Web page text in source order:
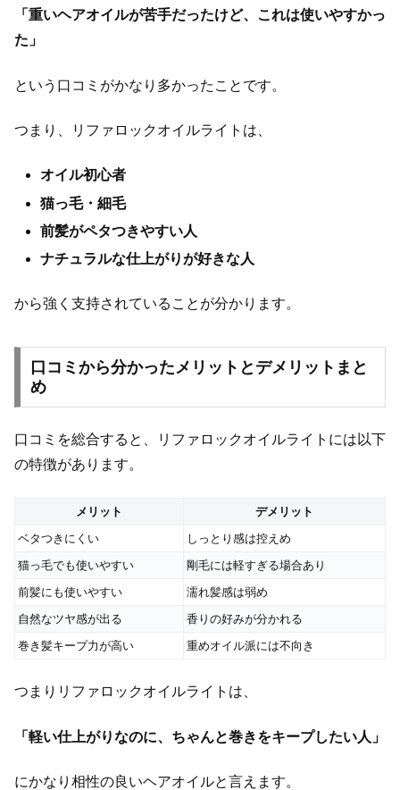
「重いヘアオイルが苦手だったけど、これは使いやすかっ
た」
という口コミがかなり多かったことです。
つまり、リファロックオイルライトは、
オイル初心者
猫っ毛・細毛
前髪がペタつきやすい人
ナチュラルな仕上がりが好きな人
から強く支持されていることが分かります。
口コミから分かったメリットとデメリットまと
め
口コミを総合すると、リファロックオイルライトには以下
の特徴があります。
メリット
デメリット
ベタつきにくい
しっとり感は控えめ
猫っ毛でも使いやすい
剛毛には軽すぎる場合あり
前髪にも使いやすい
濡れ髪感は弱め
自然なツヤ感が出る
香りの好みが分かれる
巻き髪キープ力が高い
重めオイル派には不向き
つまりリファロックオイルライトは、
「軽い仕上がりなのに、ちゃんと巻きをキープしたい人」
にかなり相性の良いヘアオイルと言えます。